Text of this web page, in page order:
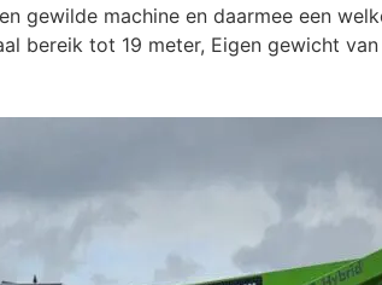
gewilde machine en daarmee een
bereik tot 19 meter, Eigen gewicht